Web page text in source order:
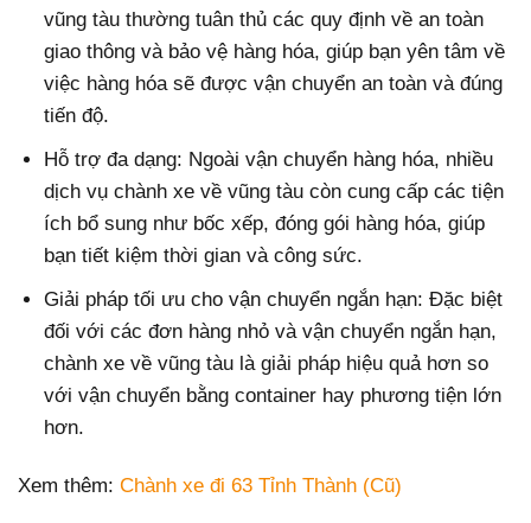
vũng tàu thường tuân thủ các quy định về an toàn
giao thông và bảo vệ hàng hóa, giúp bạn yên tâm về
việc hàng hóa sẽ được vận chuyển an toàn và đúng
tiến độ.
Hỗ trợ đa dạng: Ngoài vận chuyển hàng hóa, nhiều
dịch vụ chành xe về vũng tàu còn cung cấp các tiện
ích bổ sung như bốc xếp, đóng gói hàng hóa, giúp
bạn tiết kiệm thời gian và công sức.
Giải pháp tối ưu cho vận chuyển ngắn hạn: Đặc biệt
đối với các đơn hàng nhỏ và vận chuyển ngắn hạn,
chành xe về vũng tàu là giải pháp hiệu quả hơn so
với vận chuyển bằng container hay phương tiện lớn
hơn.
Xem thêm: Chành xe đi 63 Tỉnh Thành (Cũ)